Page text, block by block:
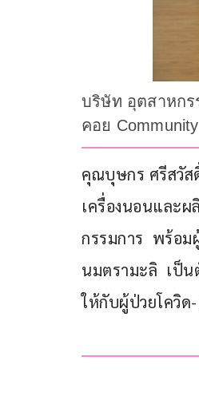
บริษัท อุตสาหก
คอย
คุณบุษกร ศรีสวัส
เครื่องนอนและ
กรรมการ  พร้อ
นมตรามะลิ  เป็
ให้กับผู้ป่วยโควิด